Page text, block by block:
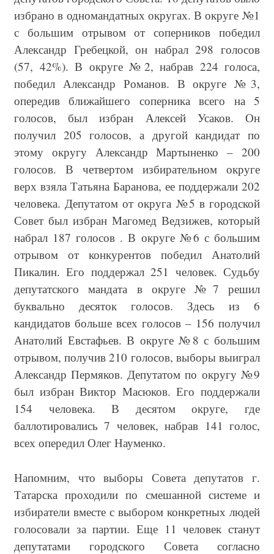
избрано в одномандатных округах. В округе №1
с большим отрывом от соперников победил
Александр Гребецкой, он набрал 298 голосов
(57, 42%). В округе №2, набрав 224 голоса,
победил Александр Романов. В округе №3,
опередив ближайшего соперника всего на 5
голосов, был избран Алексей Усаков. Он
получил 205 голосов, а другой кандидат по
этому округу Александр Мартыненко – 200
голосов. В четвертом избирательном округе
верх взяла Татьяна Баранова, ее поддержали 202
человека. Депутатом от округа №5 в городской
Совет был избран Магомед Ведзижев, который
набрал 187 голосов . В округе №6 с большим
отрывом от конкурентов победил Анатолий
Пикалин. Его поддержал 251 человек. Судьбу
депутатского мандата в округе №7 решил
буквально десяток голосов. Здесь из 6
кандидатов больше всех голосов – 156 получил
Анатолий Евстафьев. В округе №8 с большим
отрывом, получив 210 голосов, выборы выиграл
Александр Пермяков. Депутатом по округу №9
был избран Виктор Масюков. Его поддержали
154 человека. В десятом округе, где
баллотировались 7 человек, набрав 141 голос,
всех опередил Олег Науменко.
Напомним, что выборы Совета депутатов г.
Татарска проходили по смешанной системе и
избиратели вместе с выбором конкретных людей
голосовали за партии. Еще 11 человек станут
депутатами городского Совета согласно